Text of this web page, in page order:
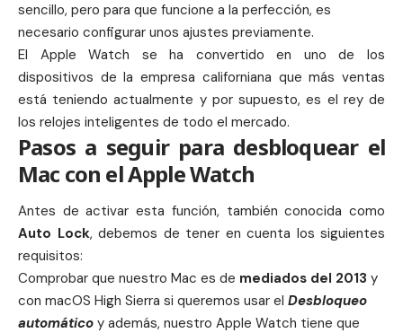
sencillo, pero para que funcione a la perfección, es
necesario configurar unos ajustes previamente.
El Apple Watch se ha convertido en uno de los
dispositivos de la empresa californiana que más ventas
está teniendo actualmente y por supuesto, es el rey de
los relojes inteligentes de todo el mercado.
Pasos a seguir para desbloquear el
Mac con el Apple Watch
Antes de activar esta función, también conocida como
Auto Lock, debemos de tener en cuenta los siguientes
requisitos:
Comprobar que nuestro Mac es de mediados del 2013 y
con macOS High Sierra si queremos usar el Desbloqueo
automático y además, nuestro Apple Watch tiene que